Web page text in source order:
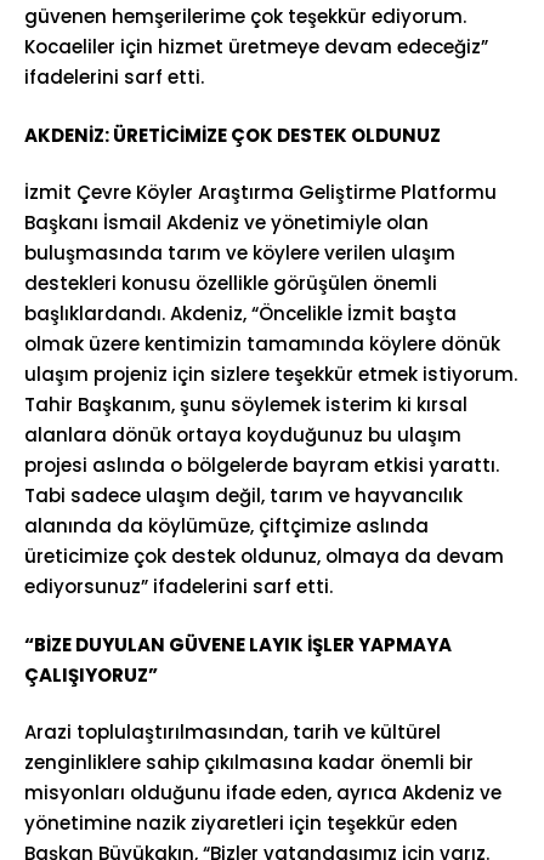
güvenen hemşerilerime çok teşekkür ediyorum.
Kocaeliler için hizmet üretmeye devam edeceğiz”
ifadelerini sarf etti.
AKDENİZ: ÜRETİCİMİZE ÇOK DESTEK OLDUNUZ
İzmit Çevre Köyler Araştırma Geliştirme Platformu
Başkanı İsmail Akdeniz ve yönetimiyle olan
buluşmasında tarım ve köylere verilen ulaşım
destekleri konusu özellikle görüşülen önemli
başlıklardandı. Akdeniz, “Öncelikle İzmit başta
olmak üzere kentimizin tamamında köylere dönük
ulaşım projeniz için sizlere teşekkür etmek istiyorum.
Tahir Başkanım, şunu söylemek isterim ki kırsal
alanlara dönük ortaya koyduğunuz bu ulaşım
projesi aslında o bölgelerde bayram etkisi yarattı.
Tabi sadece ulaşım değil, tarım ve hayvancılık
alanında da köylümüze, çiftçimize aslında
üreticimize çok destek oldunuz, olmaya da devam
ediyorsunuz” ifadelerini sarf etti.
“BİZE DUYULAN GÜVENE LAYIK İŞLER YAPMAYA
ÇALIŞIYORUZ”
Arazi toplulaştırılmasından, tarih ve kültürel
zenginliklere sahip çıkılmasına kadar önemli bir
misyonları olduğunu ifade eden, ayrıca Akdeniz ve
yönetimine nazik ziyaretleri için teşekkür eden
Başkan Büyükakın, “Bizler vatandaşımız için varız.